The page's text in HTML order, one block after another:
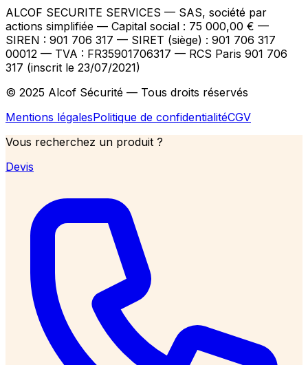
ALCOF SECURITE SERVICES — SAS, société par
actions simplifiée — Capital social : 75 000,00 € —
SIREN : 901 706 317 — SIRET (siège) : 901 706 317
00012 — TVA : FR35901706317 — RCS Paris 901 706
317 (inscrit le 23/07/2021)
© 2025 Alcof Sécurité — Tous droits réservés
Mentions légalesPolitique de confidentialitéCGV
Vous recherchez un produit ?
Devis